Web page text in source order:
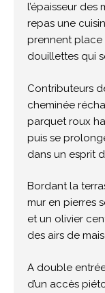
l’épaisseur
repas une
prennent place
douillettes qui
Contributeurs
cheminée
parquet roux
puis se
dans un esprit
Bordant la
mur en pierres
et un olivier
des airs de
A double
d’un accès